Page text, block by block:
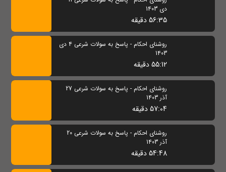
دی 1403
56:35 دقیقه
روشنای احکام - پاسخ به سولات شرعی 4 دی
1403
55:12 دقیقه
روشنای احکام - پاسخ به سولات شرعی 27
آذر 1403
57:04 دقیقه
روشنای احکام - پاسخ به سولات شرعی 20
آذر 1403
54:48 دقیقه